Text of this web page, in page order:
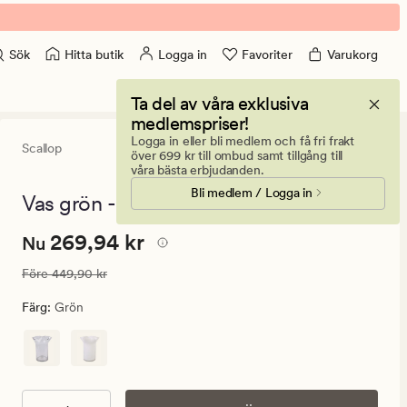
Sök Hitta butik Logga in Favoriter Varukorg
Ta del av våra exklusiva
medlemspriser!
Logga in eller bli medlem och få fri frakt
över 699 kr till ombud samt tillgång till
våra bästa erbjudanden.
Bli medlem / Logga in
Scallop
4
med
betyg
4.5
Vas grön - 20x20x24 cm
Nuvarande
269,94
kr.
pris
449,90
kr
Nuvarande pris
Nu 269,94 kr
Ordinarie pris 449,90 kr
Före449,90 kr
Färg: Grön